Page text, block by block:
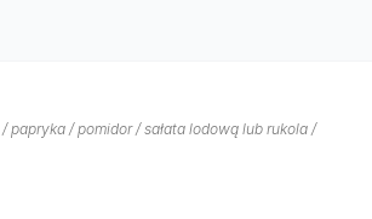
papryka / pomidor / sałata lodową lub rukola /